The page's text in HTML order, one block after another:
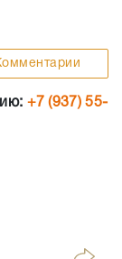
+7 (937) 55-